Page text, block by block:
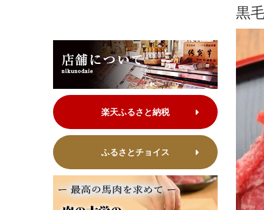
黒
楽天ふるさと納税
ふるさとチョイス